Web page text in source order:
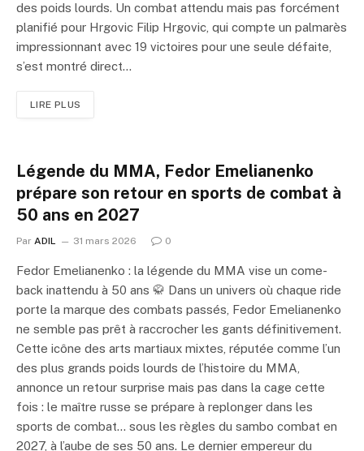
des poids lourds. Un combat attendu mais pas forcément
planifié pour Hrgovic Filip Hrgovic, qui compte un palmarès
impressionnant avec 19 victoires pour une seule défaite,
s’est montré direct…
LIRE PLUS
Légende du MMA, Fedor Emelianenko
prépare son retour en sports de combat à
50 ans en 2027
Par ADIL 31 mars 2026 0
Fedor Emelianenko : la légende du MMA vise un come-
back inattendu à 50 ans 🥋 Dans un univers où chaque ride
porte la marque des combats passés, Fedor Emelianenko
ne semble pas prêt à raccrocher les gants définitivement.
Cette icône des arts martiaux mixtes, réputée comme l’un
des plus grands poids lourds de l’histoire du MMA,
annonce un retour surprise mais pas dans la cage cette
fois : le maître russe se prépare à replonger dans les
sports de combat… sous les règles du sambo combat en
2027, à l’aube de ses 50 ans. Le dernier empereur du